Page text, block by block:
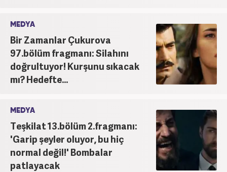
MEDYA
Bir Zamanlar Çukurova
97.bölüm fragmanı: Silahını
doğrultuyor! Kurşunu sıkacak
mı? Hedefte...
MEDYA
Teşkilat 13.bölüm 2.fragmanı:
'Garip şeyler oluyor, bu hiç
normal değil!' Bombalar
patlayacak